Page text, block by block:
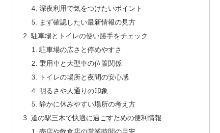
深夜利用で気をつけたいポイント
まず確認したい最新情報の見方
駐車場とトイレの使い勝手をチェック
駐車場の広さと停めやすさ
乗用車と大型車の位置関係
トイレの場所と夜間の安心感
明るさや人通りの印象
静かに休みやすい場所の考え方
道の駅三木で快適に過ごすための便利情報